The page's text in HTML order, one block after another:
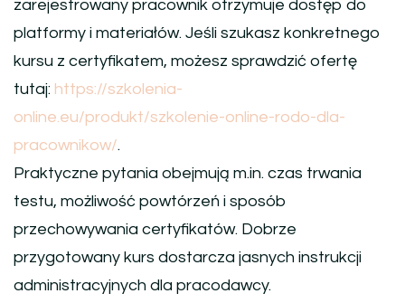
zarejestrowany pracownik otrzymuje dostęp do
platformy i materiałów. Jeśli szukasz konkretnego
kursu z certyfikatem, możesz sprawdzić ofertę
tutaj: https://szkolenia-
online.eu/produkt/szkolenie-online-rodo-dla-
pracownikow/.
Praktyczne pytania obejmują m.in. czas trwania
testu, możliwość powtórzeń i sposób
przechowywania certyfikatów. Dobrze
przygotowany kurs dostarcza jasnych instrukcji
administracyjnych dla pracodawcy.